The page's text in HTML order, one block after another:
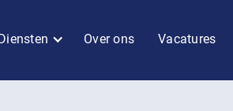
Over ons Vacatures